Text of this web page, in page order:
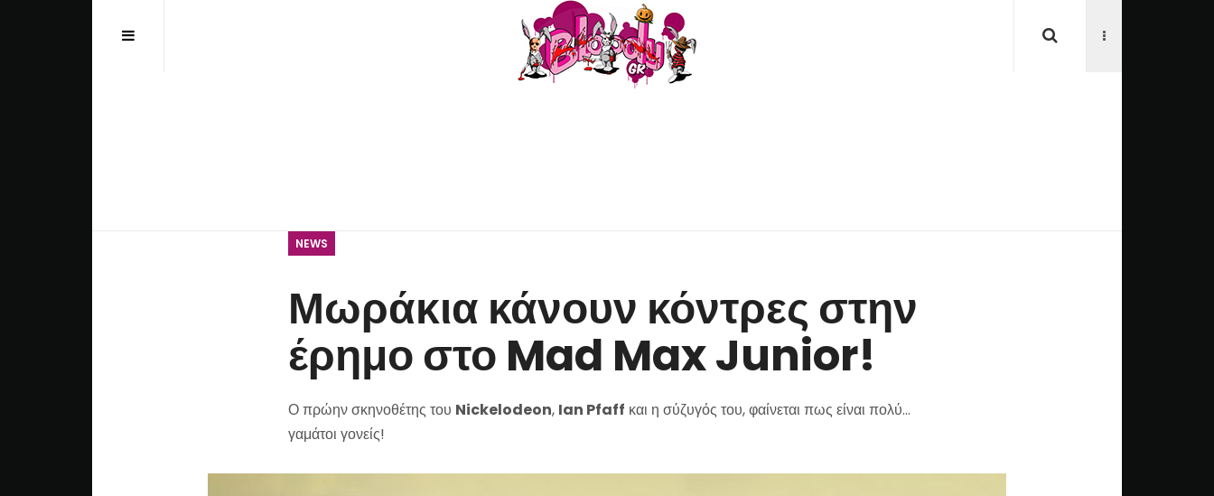
NEWS
Μωράκια κάνουν κόντρες στην
έρημο στο Mad Max Junior!
Ο πρώην σκηνοθέτης του Nickelodeon, Ian Pfaff και η σύζυγός του, φαίνεται πως είναι πολύ…
γαμάτοι γονείς!